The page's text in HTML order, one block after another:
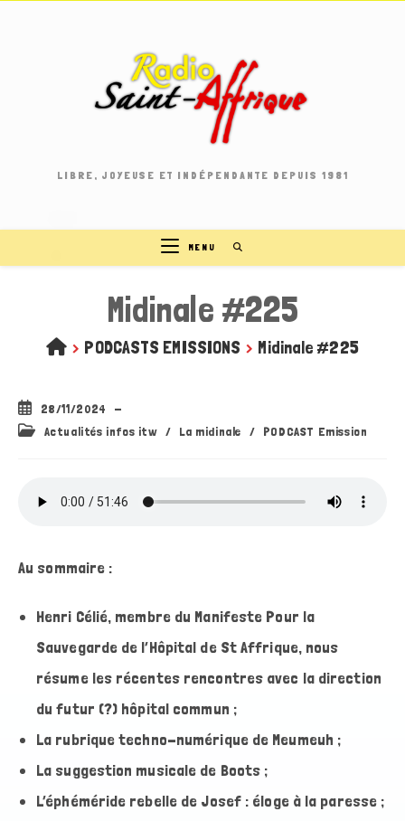
LIBRE, JOYEUSE ET INDÉPENDANTE DEPUIS 1981
MENU
Midinale #225
> PODCASTS EMISSIONS > Midinale #225
Publication
publiée :
28/11/2024
PostActualités infos itw / La midinale / PODCAST Emission
Au sommaire :
Henri Célié, membre du Manifeste Pour la
Sauvegarde de l’Hôpital de St Affrique, nous
résume les récentes rencontres avec la direction
du futur (?) hôpital commun ;
La rubrique techno-numérique de Meumeuh ;
La suggestion musicale de Boots ;
L’éphéméride rebelle de Josef : éloge à la paresse ;